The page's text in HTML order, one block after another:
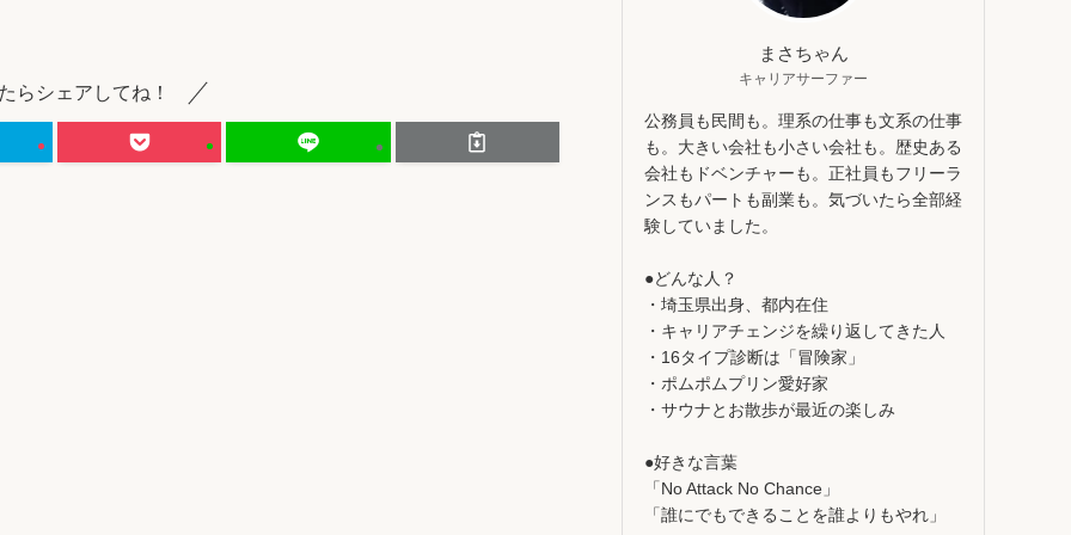
らシェアしてね！
まさちゃん
キャリアサーファー
公務員も民間も。理系の仕事も文系の仕事
も。大きい会社も小さい会社も。歴史ある
会社もドベンチャーも。正社員もフリーラ
ンスもパートも副業も。気づいたら全部経
験していました。
●どんな人？
・埼玉県出身、都内在住
・キャリアチェンジを繰り返してきた人
・16タイプ診断は「冒険家」
・ポムポムプリン愛好家
・サウナとお散歩が最近の楽しみ
●好きな言葉
「No Attack No Chance」
「誰にでもできることを誰よりもやれ」